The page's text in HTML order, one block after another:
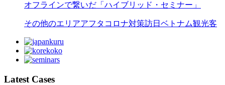
オフラインで繋いだ「ハイブリッド・セミナー」
その他のエリアアフタコロナ対策訪日ベトナム観光客
Latest Cases